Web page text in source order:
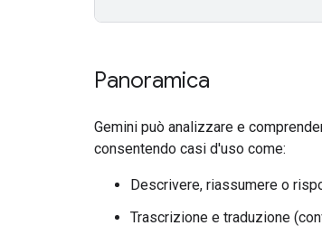
Panoramica
Gemini può analizzare e
consentendo casi d'uso come:
Descrivere, riassumere o
Trascrizione e traduzione